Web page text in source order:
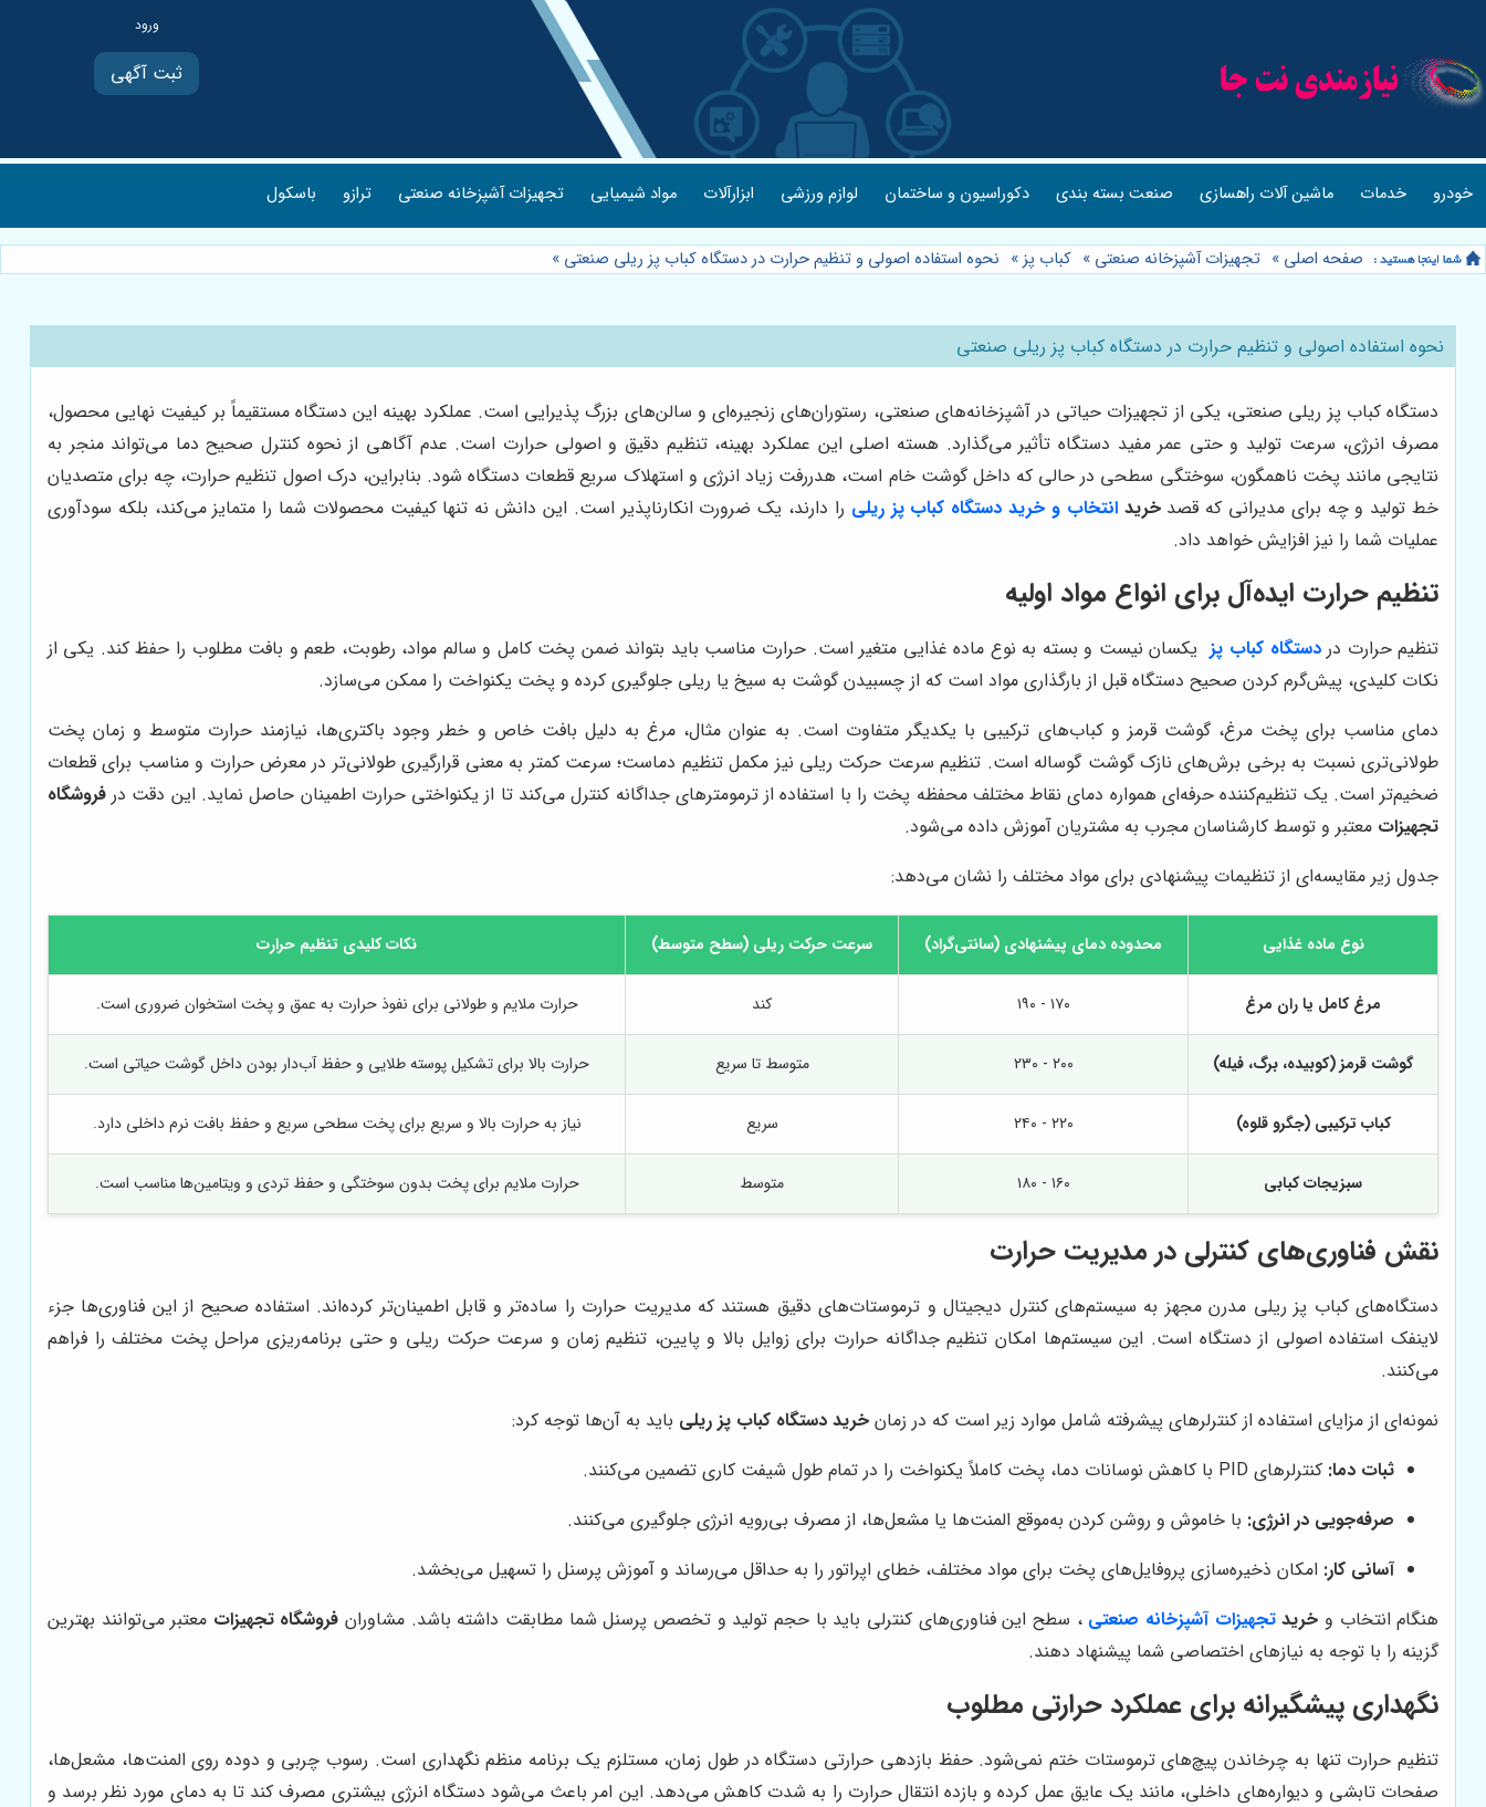
ثبت آگهی
خودرو خدمات ماشین آلات راهسازی صنعت بسته بندی دکوراسیون و ساختمان لوازم ورزشی ابزارآلات مواد شیمیایی تجهیزات آشپزخانه صنعتی ترازو باسکول
صفحه اصلی » تجهیزات آشپزخانه صنعتی » کباب پز» نحوه استفاده اصولی و تنظیم حرارت در دستگاه کباب پز ریلی صنعتی »
نحوه استفاده اصولی و تنظیم حرارت در دستگاه کباب پز ریلی صنعتی
دستگاه کباب پز ریلی صنعتی، یکی از تجهیزات حیاتی در آشپزخانه‌های صنعتی، رستوران‌های زنجیره‌ای و سالن‌های بزرگ پذیرایی است. عملکرد بهینه این دستگاه مستقیماً بر کیفیت نهایی محصول،
مصرف انرژی، سرعت تولید و حتی عمر مفید دستگاه تأثیر می‌گذارد. هسته اصلی این عملکرد بهینه، تنظیم دقیق و اصولی حرارت است. عدم آگاهی از نحوه کنترل صحیح دما می‌تواند منجر به
نتایجی مانند پخت ناهمگون، سوختگی سطحی در حالی که داخل گوشت خام است، هدررفت زیاد انرژی و استهلاک سریع قطعات دستگاه شود. بنابراین، درک اصول تنظیم حرارت، چه برای متصدیان
خط تولید و چه برای مدیرانی که قصدخریدانتخاب و خرید دستگاه کباب پز ریلی را دارند، یک ضرورت انکارناپذیر است. این دانش نه تنها کیفیت محصولات شما را متمایز می‌کند، بلکه سودآوری
عملیات شما را نیز افزایش خواهد داد.
تنظیم حرارت ایده‌آل برای انواع مواد اولیه
تنظیم حرارت دردستگاه کباب پز یکسان نیست و بسته به نوع ماده غذایی متغیر است. حرارت مناسب باید بتواند ضمن پخت کامل و سالم مواد، رطوبت، طعم و بافت مطلوب را حفظ کند. یکی از
نکات کلیدی، پیش‌گرم کردن صحیح دستگاه قبل از بارگذاری مواد است که از چسبیدن گوشت به سیخ یا ریلی جلوگیری کرده و پخت یکنواخت را ممکن می‌سازد.
دمای مناسب برای پخت مرغ، گوشت قرمز و کباب‌های ترکیبی با یکدیگر متفاوت است. به عنوان مثال، مرغ به دلیل بافت خاص و خطر وجود باکتری‌ها، نیازمند حرارت متوسط و زمان پخت
طولانی‌تری نسبت به برخی برش‌های نازک گوشت گوساله است. تنظیم سرعت حرکت ریلی نیز مکمل تنظیم دماست؛ سرعت کمتر به معنی قرارگیری طولانی‌تر در معرض حرارت و مناسب برای قطعات
ضخیم‌تر است. یک تنظیم‌کننده حرفه‌ای همواره دمای نقاط مختلف محفظه پخت را با استفاده از ترمومترهای جداگانه کنترل می‌کند تا از یکنواختی حرارت اطمینان حاصل نماید. این دقت در فروشگاه
تجهیزات معتبر و توسط کارشناسان مجرب به مشتریان آموزش داده می‌شود.
جدول زیر مقایسه‌ای از تنظیمات پیشنهادی برای مواد مختلف را نشان می‌دهد:
نوع ماده غذایی محدوده دمای پیشنهادی (سانتی‌گراد) سرعت حرکت ریلی (سطح متوسط) نکات کلیدی تنظیم حرارت
مرغ کامل یا ران مرغ ۱۷۰ - ۱۹۰ کند حرارت ملایم و طولانی برای نفوذ حرارت به عمق و پخت استخوان ضروری است.
گوشت قرمز (کوبیده، برگ، فیله) ۲۰۰ - ۲۳۰ متوسط تا سریع حرارت بالا برای تشکیل پوسته طلایی و حفظ آب‌دار بودن داخل گوشت حیاتی است.
کباب ترکیبی (جگرو قلوه) ۲۲۰ - ۲۴۰ سریع نیاز به حرارت بالا و سریع برای پخت سطحی سریع و حفظ بافت نرم داخلی دارد.
سبزیجات کبابی ۱۶۰ - ۱۸۰ متوسط حرارت ملایم برای پخت بدون سوختگی و حفظ تردی و ویتامین‌ها مناسب است.
نقش فناوری‌های کنترلی در مدیریت حرارت
دستگاه‌های کباب پز ریلی مدرن مجهز به سیستم‌های کنترل دیجیتال و ترموستات‌های دقیق هستند که مدیریت حرارت را ساده‌تر و قابل اطمینان‌تر کرده‌اند. استفاده صحیح از این فناوری‌ها جزء
لاینفک استفاده اصولی از دستگاه است. این سیستم‌ها امکان تنظیم جداگانه حرارت برای زوایل بالا و پایین، تنظیم زمان و سرعت حرکت ریلی و حتی برنامه‌ریزی مراحل پخت مختلف را فراهم
می‌کنند.
نمونه‌ای از مزایای استفاده از کنترلرهای پیشرفته شامل موارد زیر است که در زمان خرید دستگاه کباب پز ریلی باید به آن‌ها توجه کرد:
ثبات دما: کنترلرهای PID با کاهش نوسانات دما، پخت کاملاً یکنواخت را در تمام طول شیفت کاری تضمین می‌کنند.
صرفه‌جویی در انرژی: با خاموش و روشن کردن به‌موقع المنت‌ها یا مشعل‌ها، از مصرف بی‌رویه انرژی جلوگیری می‌کنند.
آسانی کار: امکان ذخیره‌سازی پروفایل‌های پخت برای مواد مختلف، خطای اپراتور را به حداقل می‌رساند و آموزش پرسنل را تسهیل می‌بخشد.
هنگام انتخاب و خریدتجهیزات آشپزخانه صنعتی ، سطح این فناوری‌های کنترلی باید با حجم تولید و تخصص پرسنل شما مطابقت داشته باشد. مشاوران فروشگاه تجهیزات معتبر می‌توانند بهترین
گزینه را با توجه به نیازهای اختصاصی شما پیشنهاد دهند.
نگهداری پیشگیرانه برای عملکرد حرارتی مطلوب
تنظیم حرارت تنها به چرخاندن پیچ‌های ترموستات ختم نمی‌شود. حفظ بازدهی حرارتی دستگاه در طول زمان، مستلزم یک برنامه منظم نگهداری است. رسوب چربی و دوده روی المنت‌ها، مشعل‌ها،
صفحات تابشی و دیواره‌های داخلی، مانند یک عایق عمل کرده و بازده انتقال حرارت را به شدت کاهش می‌دهد. این امر باعث می‌شود دستگاه انرژی بیشتری مصرف کند تا به دمای مورد نظر برسد و